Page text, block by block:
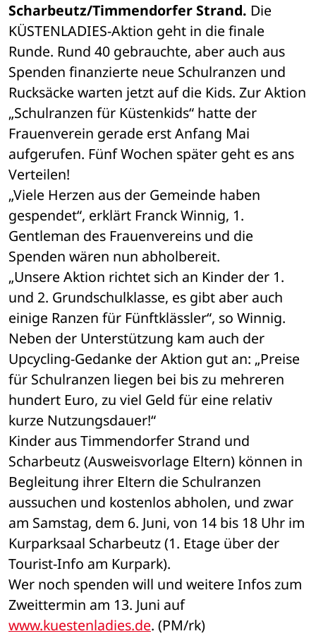
Scharbeutz/Timmendorfer Strand. Die
KÜSTENLADIES-Aktion geht in die finale
Runde. Rund 40 gebrauchte, aber auch aus
Spenden finanzierte neue Schulranzen und
Rucksäcke warten jetzt auf die Kids. Zur Aktion
„Schulranzen für Küstenkids“ hatte der
Frauenverein gerade erst Anfang Mai
aufgerufen. Fünf Wochen später geht es ans
Verteilen!
„Viele Herzen aus der Gemeinde haben
gespendet“, erklärt Franck Winnig, 1.
Gentleman des Frauenvereins und die
Spenden wären nun abholbereit.
„Unsere Aktion richtet sich an Kinder der 1.
und 2. Grundschulklasse, es gibt aber auch
einige Ranzen für Fünftklässler“, so Winnig.
Neben der Unterstützung kam auch der
Upcycling-Gedanke der Aktion gut an: „Preise
für Schulranzen liegen bei bis zu mehreren
hundert Euro, zu viel Geld für eine relativ
kurze Nutzungsdauer!“
Kinder aus Timmendorfer Strand und
Scharbeutz (Ausweisvorlage Eltern) können in
Begleitung ihrer Eltern die Schulranzen
aussuchen und kostenlos abholen, und zwar
am Samstag, dem 6. Juni, von 14 bis 18 Uhr im
Kurparksaal Scharbeutz (1. Etage über der
Tourist-Info am Kurpark).
Wer noch spenden will und weitere Infos zum
Zweittermin am 13. Juni auf
www.kuestenladies.de. (PM/rk)